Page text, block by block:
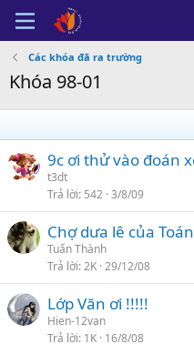
Các khóa đã ra trường
Khóa 98-01
9c ơi thử vào đoán
t3dt
Trả lời 542 3/8/09
Chợ dưa lê của Toán
Tuấn Thành
Trả lời 2K 29/12/08
Lớp Văn ơi !!!!!
Hien-12van
Trả lời 1K 16/8/08